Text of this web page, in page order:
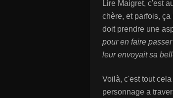
Lire Maigret, c'est
chère, et parfois,
doit prendre une
pour en faire
leur envoyait sa
Voilà, c'est tout
personnage a